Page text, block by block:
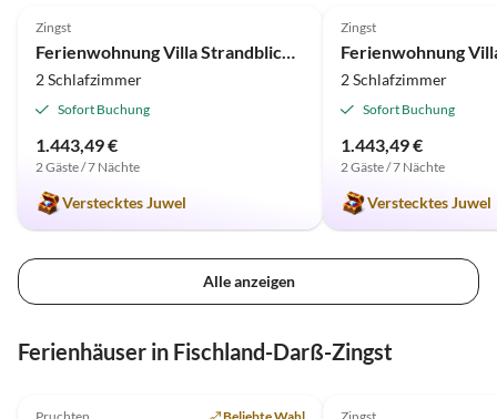
Zingst
Ferienwohnung Villa Strandblick 8
2 Schlafzimmer
Sofort Buchung
1.443,49 €
2 Gäste / 7 Nächte
Verstecktes Juwel
Zingst
2 Schlafzimmer
Sofort Buchung
1.443,49 €
2 Gäste / 7 Nächte
Verstecktes Juwel
Alle anzeigen
Ferienhäuser in Fischland-Darß-Zingst